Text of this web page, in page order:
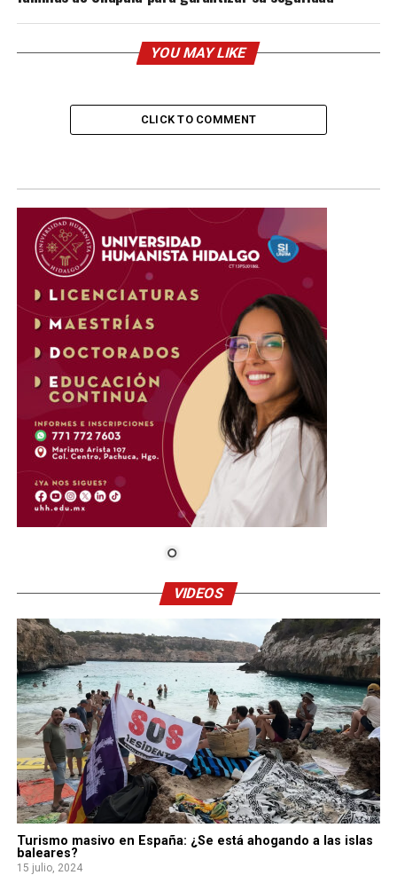
YOU MAY LIKE
CLICK TO COMMENT
VIDEOS
Turismo masivo en España: ¿Se está ahogando a las islas
baleares?
15 julio, 2024